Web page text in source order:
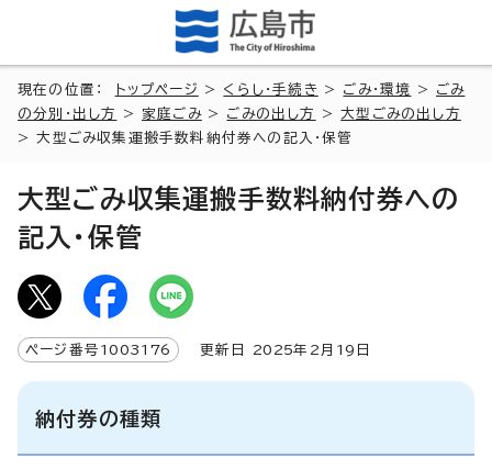
現在の位置： トップページ > くらし・手続き > ごみ・環境 > ごみ
の分別・出し方
> 家庭ごみ> ごみの出し方 >大型ごみの出し方
> 大型ごみ収集運搬手数料納付券への記入・保管
大型ごみ収集運搬手数料納付券への
記入・保管
ページ番号 1003176 更新日 2025年2月 19 日
納付券の種類